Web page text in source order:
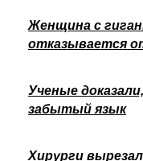
Женщина с
отказывается
Ученые
забытый язык
Хирурги